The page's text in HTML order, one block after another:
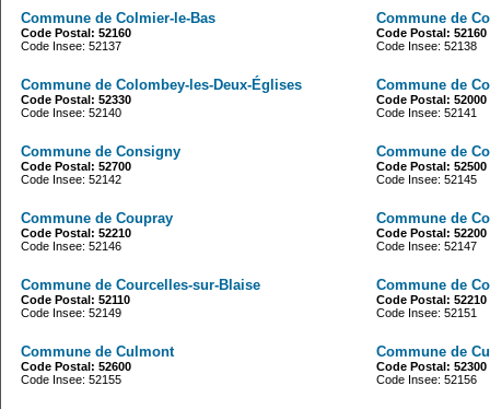
Commune de Colmier-le-Bas
Code Postal: 52160
Code Insee: 52137
Commune de
Code Postal: 52160
Code Insee: 52138
Commune de Colombey-les-Deux-Églises
Code Postal: 52330
Code Insee: 52140
Commune de
Code Postal: 52000
Code Insee: 52141
Commune de Consigny
Code Postal: 52700
Code Insee: 52142
Commune de
Code Postal: 52500
Code Insee: 52145
Commune de Coupray
Code Postal: 52210
Code Insee: 52146
Commune de
Code Postal: 52200
Code Insee: 52147
Commune de Courcelles-sur-Blaise
Code Postal: 52110
Code Insee: 52149
Commune de
Code Postal: 52210
Code Insee: 52151
Commune de Culmont
Code Postal: 52600
Code Insee: 52155
Commune de
Code Postal: 52300
Code Insee: 52156